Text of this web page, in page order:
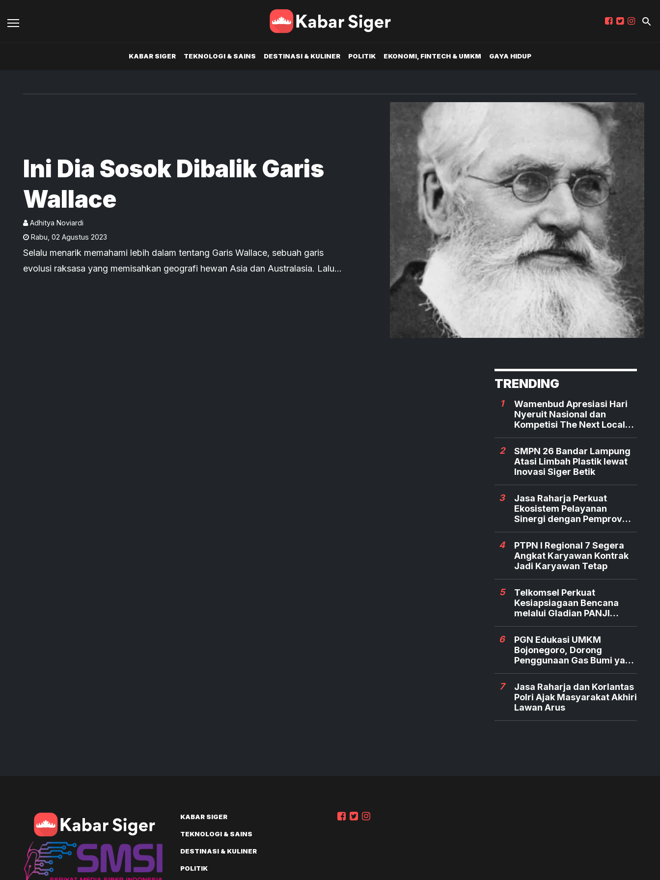
KABAR SIGER TEKNOLOGI & SAINS DESTINASI & KULINER POLITIK EKONOMI, FINTECH & UMKM GAYA HIDUP
Ini Dia Sosok Dibalik Garis
Wallace
Adhitya Noviardi
Rabu 02 Agustus 2023
Selalu menarik memahami lebih dalam tentang Garis Wallace, sebuah garis
evolusi raksasa yang memisahkan geografi hewan Asia dan Australasia. Lalu
TRENDING
1
Wamenbud Apresiasi Hari
Nyeruit Nasional dan
Kompetisi The Next Local
2
SMPN 26 Bandar Lampung
Atasi Limbah Plastik lewat
Inovasi Siger Betik
3
Jasa Raharja Perkuat
Ekosistem Pelayanan
Sinergi dengan Pemprov
4
PTPN I Regional 7 Segera
Angkat Karyawan Kontrak
Jadi Karyawan Tetap
5
Telkomsel Perkuat
Kesiapsiagaan Bencana
melalui Gladian PANJI
6
PGN Edukasi UMKM
Bojonegoro, Dorong
Penggunaan Gas Bumi yang
7
Jasa Raharja dan Korlantas
Polri Ajak Masyarakat Akhiri
Lawan Arus
KABAR SIGER
TEKNOLOGI & SAINS
DESTINASI & KULINER
POLITIK